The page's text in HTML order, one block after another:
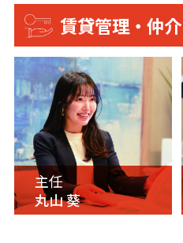
賃貸管理・仲介
主任
丸山 葵